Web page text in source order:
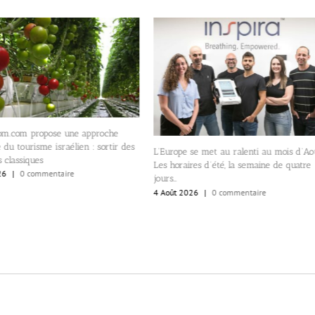
propose une approche
du tourisme israélien : sortir des
classiques
| 0 commentaire
L’Europe se met au ralenti au mois
Les horaires d’été, la semaine de quatre
jours…
4 Août 2026 | 0 commentaire